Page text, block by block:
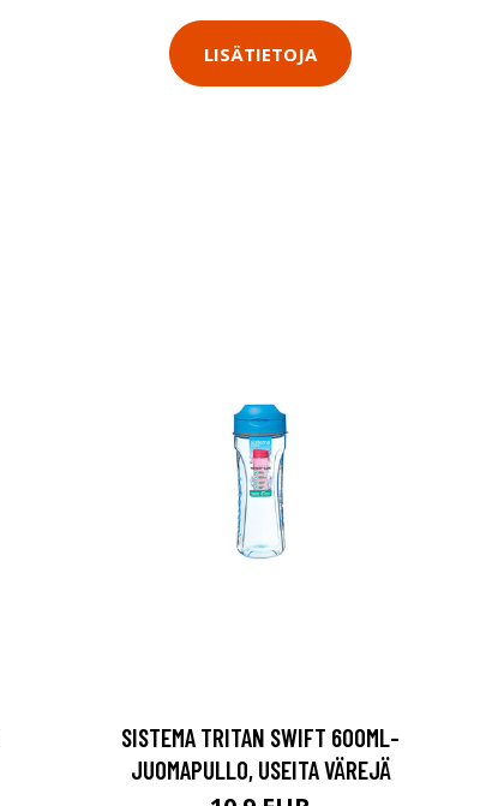
LISÄTIETOJA
SISTEMA TRITAN SWIFT 600ML-
JUOMAPULLO, USEITA VÄREJÄ